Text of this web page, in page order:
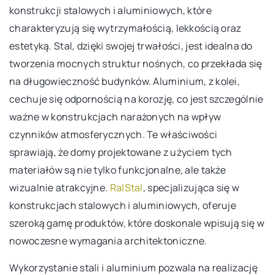
konstrukcji stalowych i aluminiowych, które
charakteryzują się wytrzymałością, lekkością oraz
estetyką. Stal, dzięki swojej trwałości, jest idealna do
tworzenia mocnych struktur nośnych, co przekłada się
na długowieczność budynków. Aluminium, z kolei,
cechuje się odpornością na korozję, co jest szczególnie
ważne w konstrukcjach narażonych na wpływ
czynników atmosferycznych. Te właściwości
sprawiają, że domy projektowane z użyciem tych
materiałów są nie tylko funkcjonalne, ale także
wizualnie atrakcyjne. RalStal, specjalizująca się w
konstrukcjach stalowych i aluminiowych, oferuje
szeroką gamę produktów, które doskonale wpisują się w
nowoczesne wymagania architektoniczne.
Wykorzystanie stali i aluminium pozwala na realizację